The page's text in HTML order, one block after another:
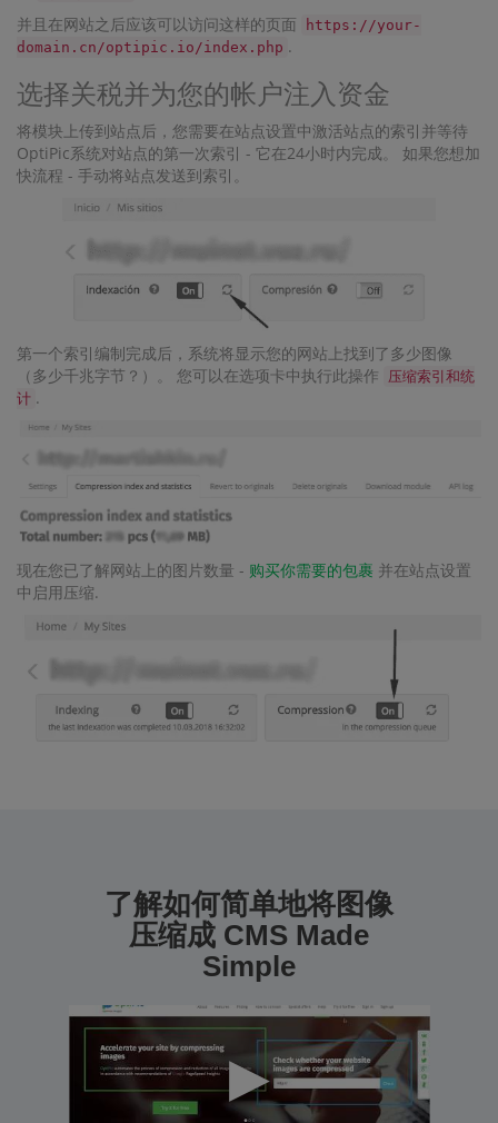
并且在网站之后应该可以访问这样的页面
https://your-
domain.cn/optipic.io/index.php .
选择关税并为您的帐户注入资金
将模块上传到站点后，您需要在站点设置中激活站点的索引并等待
OptiPic系统对站点的第一次索引 - 它在24小时内完成。 如果您想加
快流程 - 手动将站点发送到索引。
第一个索引编制完成后，系统将显示您的网站上找到了多少图像
（多少千兆字节？）。 您可以在选项卡中执行此操作
压缩索引和统
计 .
现在您已了解网站上的图片数量 - 购买你需要的包裹 并在站点设置
中启用压缩.
了解如何简单地将图像
压缩成 CMS Made
Simple